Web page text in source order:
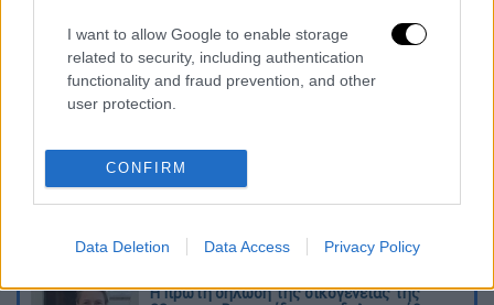
I want to allow Google to enable storage
related to security, including authentication
functionality and fraud prevention, and other
user protection.
CONFIRM
Data Deletion Data Access Privacy Policy
καταχώρηση
Διαβάστε ακόμη
Εκτελέσεις, συλλήψεις και νέοι
στο εσωτερικό εν μέσω πολέμου
Η πρώτη δήλωση της οικογένειας της